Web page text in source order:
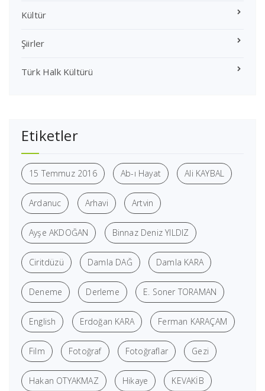
Kültür
Şiirler
Türk Halk Kültürü
Etiketler
15 Temmuz 2016 Ab-ı Hayat Ali KAYBAL
Ardanuc Arhavi Artvin
Ayşe AKDOĞAN Binnaz Deniz YILDIZ
Ciritdüzü Damla DAĞ Damla KARA
Deneme Derleme E. Soner TORAMAN
English Erdoğan KARA Ferman KARAÇAM
Film Fotoğraf Fotoğraflar Gezi
Hakan OTYAKMAZ Hikaye KEVAKİB